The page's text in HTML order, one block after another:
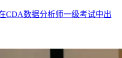
CDA数据分析师一级考试中出